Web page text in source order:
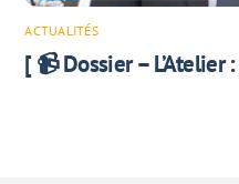
ACTUALITÉS
[ 📹 Dossier –